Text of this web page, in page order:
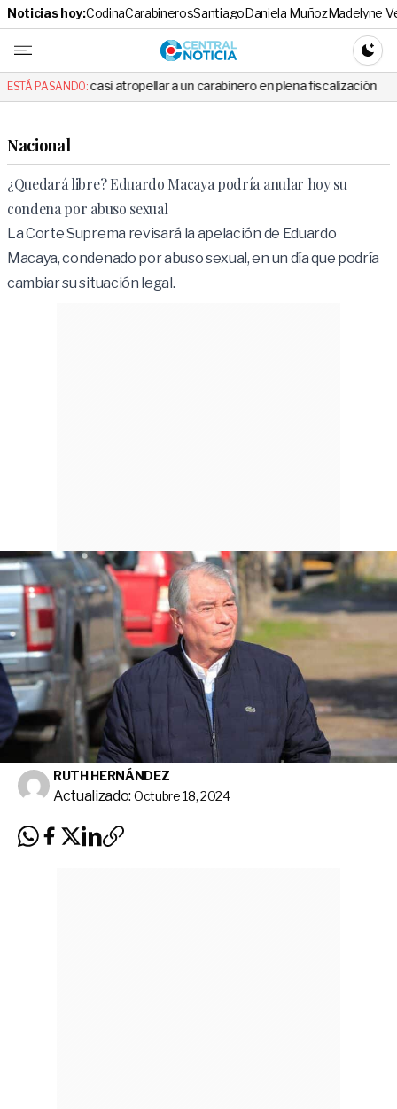
Noticias hoy:CodinaCarabinerosSantiagoDaniela MuñozMadelyne
Central
ESTÁ PASANDO:
atropellar a un carabinero en plena fiscalización Cortes de
Nacional
¿Quedará libre? Eduardo Macaya podría anular hoy su
condena por abuso sexual
La Corte Suprema revisará la apelación de Eduardo
Macaya, condenado por abuso sexual, en un día que podría
cambiar su situación legal.
RUTH HERNÁNDEZ
Actualizado: Octubre 18, 2024